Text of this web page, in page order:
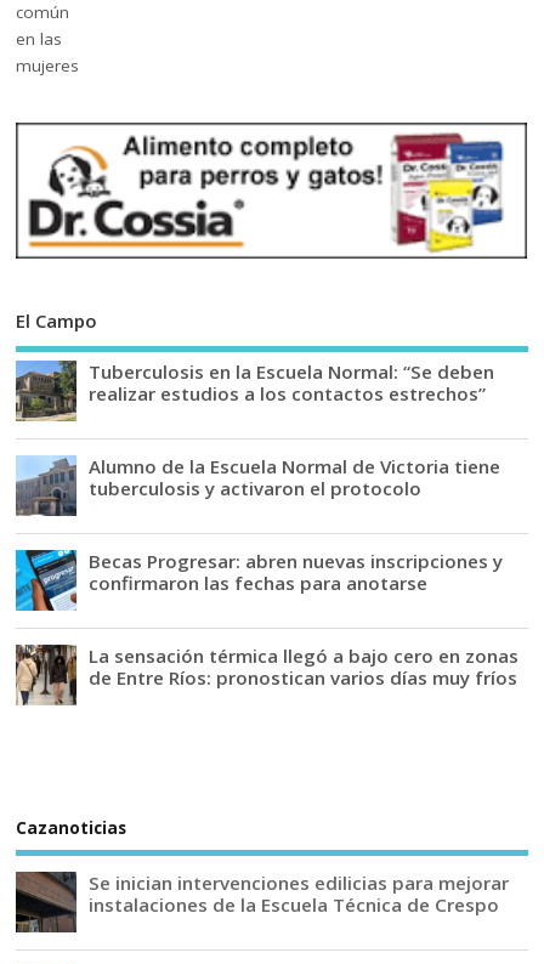
El Campo
Tuberculosis en la Escuela Normal: “Se deben
realizar estudios a los contactos estrechos”
Alumno de la Escuela Normal de Victoria tiene
tuberculosis y activaron el protocolo
Becas Progresar: abren nuevas inscripciones y
confirmaron las fechas para anotarse
La sensación térmica llegó a bajo cero en zonas
de Entre Ríos: pronostican varios días muy fríos
Cazanoticias
Se inician intervenciones edilicias para mejorar
instalaciones de la Escuela Técnica de Crespo